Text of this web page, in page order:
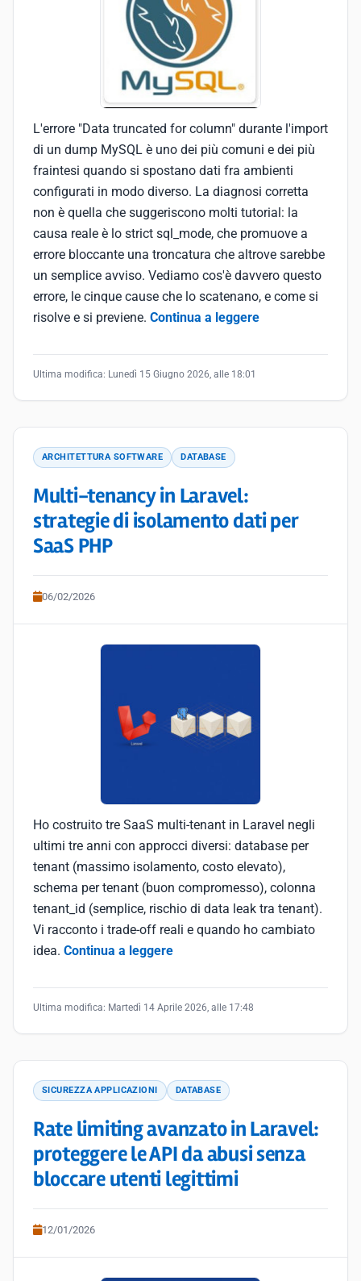
L'errore "Data truncated for column" durante l'import
di un dump MySQL è uno dei più comuni e dei più
fraintesi quando si spostano dati fra ambienti
configurati in modo diverso. La diagnosi corretta
non è quella che suggeriscono molti tutorial: la
causa reale è lo strict sql_mode, che promuove a
errore bloccante una troncatura che altrove sarebbe
un semplice avviso. Vediamo cos'è davvero questo
errore, le cinque cause che lo scatenano, e come si
risolve e si previene. Continua a leggere
Ultima modifica: Lunedì 15 Giugno 2026, alle 18:01
ARCHITETTURA SOFTWARE DATABASE
Multi-tenancy in Laravel:
strategie di isolamento dati per
SaaS PHP
06/02/2026
Ho costruito tre SaaS multi-tenant in Laravel negli
ultimi tre anni con approcci diversi: database per
tenant (massimo isolamento, costo elevato),
schema per tenant (buon compromesso), colonna
tenant_id (semplice, rischio di data leak tra tenant).
Vi racconto i trade-off reali e quando ho cambiato
idea. Continua a leggere
Ultima modifica: Martedì 14 Aprile 2026, alle 17:48
SICUREZZA APPLICAZIONI DATABASE
Rate limiting avanzato in Laravel:
proteggere le API da abusi senza
bloccare utenti legittimi
12/01/2026